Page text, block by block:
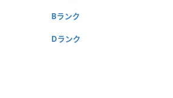
Bランク
Dランク